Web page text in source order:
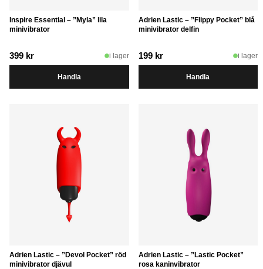
Inspire Essential – ”Myla” lila
minivibrator
399 kr i lager
Handla
Adrien Lastic – ”Flippy Pocket” blå
minivibrator delfin
199 kr i lager
Handla
Adrien Lastic – ”Devol Pocket” röd
minivibrator djävul
Adrien Lastic – ”Lastic Pocket”
rosa kaninvibrator